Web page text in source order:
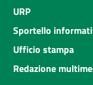
URP
Sportello
Ufficio stampa
Redazione